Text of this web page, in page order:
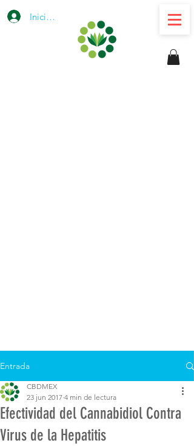
Iniciar sesión
Entrada
Efectividad del Cannabidiol Contra
Virus de la Hepatitis
CBDMEX
23 jun 2017 4 min de lectura